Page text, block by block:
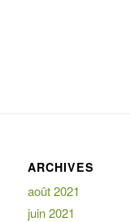
ARCHIVES
août 2021
juin 2021